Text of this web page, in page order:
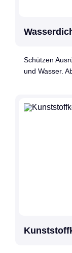
Schützen
und Wasser.